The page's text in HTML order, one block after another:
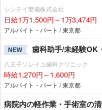
シンテイ警備株式会社
日給1万1,500円～1万3,474円
アルバイト・パート / 東京都
NEW 歯科助手/未経験OK
八王子ソレイユ歯科クリニック
時給1,270円～1,600円
アルバイト・パート / 東京都
病院内の軽作業・手術室の